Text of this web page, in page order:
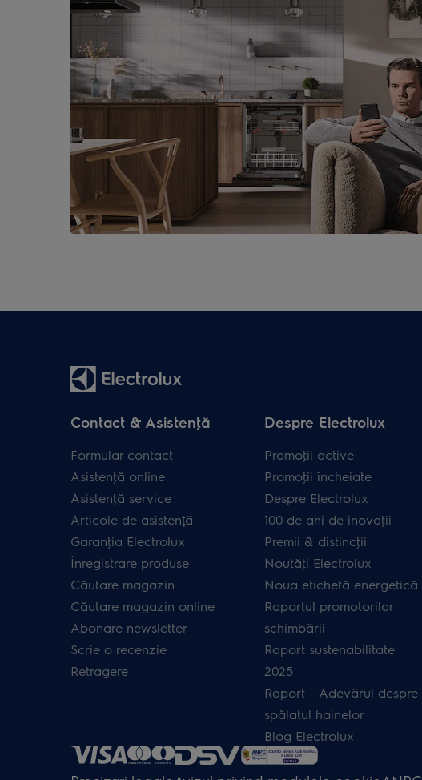
Contact & Asistenţă
Formular contact
Asistenţă online
Asistenţă service
Articole de asistență
Garanţia Electrolux
Înregistrare produse
Căutare magazin
Căutare magazin online
Abonare newsletter
Scrie o recenzie
Retragere
Despre Electrolux
Promoţii active
Promoţii încheiate
Despre Electrolux
100 de ani de inovaţii
Premii & distincţii
Noutăţi Electrolux
Noua etichetă energetică
Raportul promotorilor
schimbării
Raport sustenabilitate
2025
Raport – Adevărul despre
spălatul hainelor
Blog Electrolux